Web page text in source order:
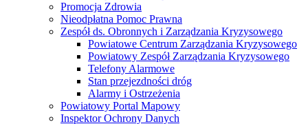
Promocja Zdrowia
Nieodpłatna Pomoc Prawna
Zespół ds. Obronnych i Zarządzania Kryzysowego
Powiatowe Centrum Zarządzania Kryzysowego
Powiatowy Zespół Zarządzania Kryzysowego
Telefony Alarmowe
Stan przejezdności dróg
Alarmy i Ostrzeżenia
Powiatowy Portal Mapowy
Inspektor Ochrony Danych